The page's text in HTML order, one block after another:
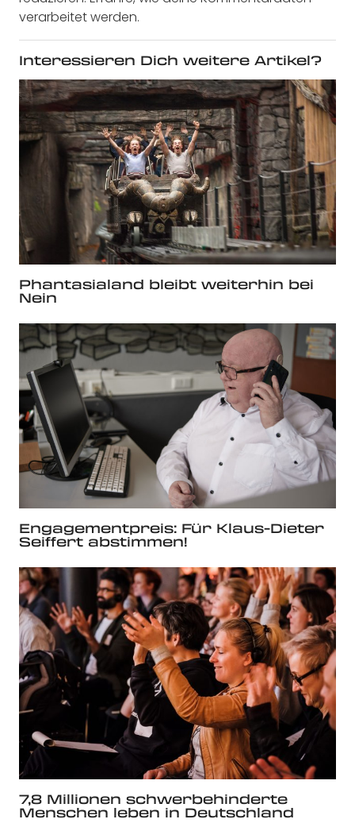
verarbeitet werden.
Interessieren Dich weitere Artikel?
Phantasialand bleibt weiterhin bei
Nein
Engagementpreis: Für Klaus-Dieter
Seiffert abstimmen!
7,8 Millionen schwerbehinderte
Menschen leben in Deutschland